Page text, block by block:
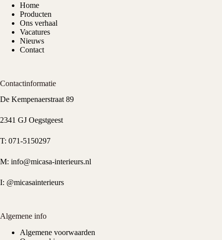
Home
Producten
Ons verhaal
Vacatures
Nieuws
Contact
Contactinformatie
De Kempenaerstraat 89
2341 GJ Oegstgeest
T: 071-5150297
M: info@micasa-interieurs.nl
I: @micasainterieurs
Algemene info
Algemene voorwaarden